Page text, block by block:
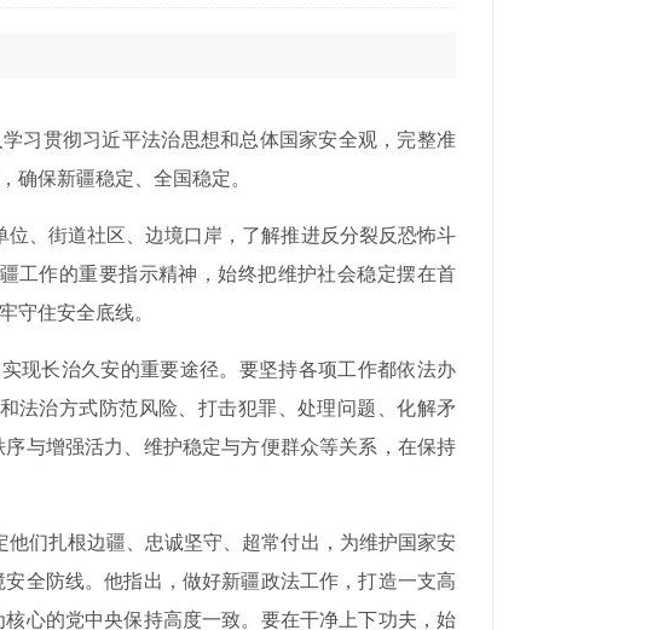
习贯彻习近平法治思想和总体国家安全观，完整准
确保新疆稳定、全国稳定。
、街道社区、边境口岸，了解推进反分裂反恐怖斗
工作的重要指示精神，始终把维护社会稳定摆在首
守住安全底线。
现长治久安的重要途径。要坚持各项工作都依法办
法治方式防范风险、打击犯罪、处理问题、化解矛
与增强活力、维护稳定与方便群众等关系，在保持
们扎根边疆、忠诚坚守、超常付出，为维护国家安
全防线。他指出，做好新疆政法工作，打造一支高
心的党中央保持高度一致。要在干净上下功夫，始